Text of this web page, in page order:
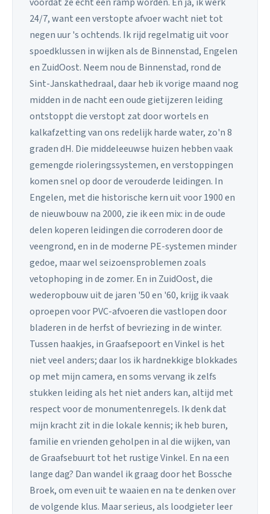
24/7, want een verstopte afvoer wacht niet tot
negen uur 's ochtends. Ik rijd regelmatig uit voor
spoedklussen in wijken als de Binnenstad, Engelen
en ZuidOost. Neem nou de Binnenstad, rond de
Sint-Janskathedraal, daar heb ik vorige maand nog
midden in de nacht een oude gietijzeren leiding
ontstoppt die verstopt zat door wortels en
kalkafzetting van ons redelijk harde water, zo'n 8
graden dH. Die middeleeuwse huizen hebben vaak
gemengde rioleringssystemen, en verstoppingen
komen snel op door de verouderde leidingen. In
Engelen, met die historische kern uit voor 1900 en
de nieuwbouw na 2000, zie ik een mix: in de oude
delen koperen leidingen die corroderen door de
veengrond, en in de moderne PE-systemen minder
gedoe, maar wel seizoensproblemen zoals
vetophoping in de zomer. En in ZuidOost, die
wederopbouw uit de jaren '50 en '60, krijg ik vaak
oproepen voor PVC-afvoeren die vastlopen door
bladeren in de herfst of bevriezing in de winter.
Tussen haakjes, in Graafsepoort en Vinkel is het
niet veel anders; daar los ik hardnekkige blokkades
op met mijn camera, en soms vervang ik zelfs
stukken leiding als het niet anders kan, altijd met
respect voor de monumentenregels. Ik denk dat
mijn kracht zit in die lokale kennis; ik heb buren,
familie en vrienden geholpen in al die wijken, van
de Graafsebuurt tot het rustige Vinkel. En na een
lange dag? Dan wandel ik graag door het Bossche
Broek, om even uit te waaien en na te denken over
de volgende klus. Maar serieus, als loodgieter leer